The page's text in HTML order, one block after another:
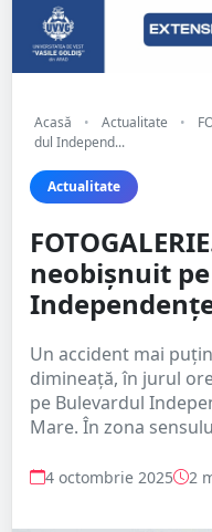
Acasă • Actualitate •
dul Independ...
Actualitate
neobișnuit
Un accident mai
dimineață, în jurul
pe Bulevardul
Mare. În zona
4 octombrie 2025 2